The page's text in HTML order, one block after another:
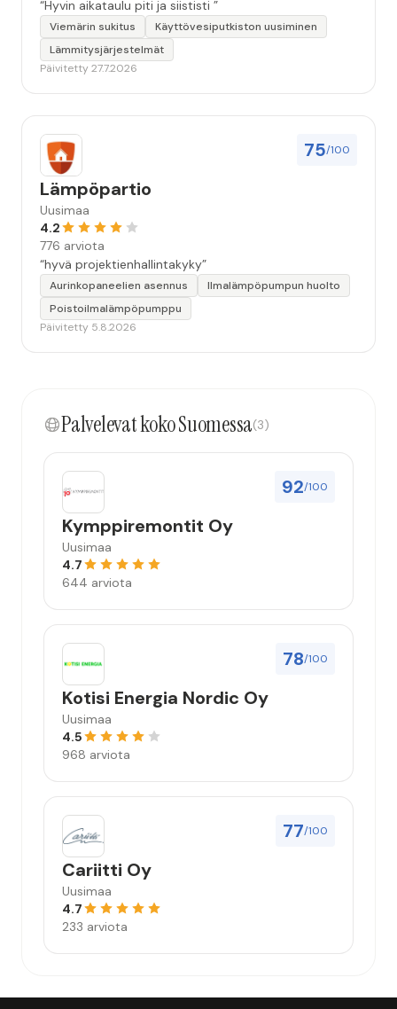
“Hyvin aikataulu piti ja siististi ”
Viemärin sukitus
Käyttövesiputkiston uusiminen
Lämmitysjärjestelmät
Päivitetty 27.7.2026
75/100
Lämpöpartio
Uusimaa
4.2
776 arviota
“hyvä projektienhallintakyky”
Aurinkopaneelien asennus
Ilmalämpöpumpun huolto
Poistoilmalämpöpumppu
Päivitetty 5.8.2026
Palvelevat koko Suomessa(3)
92/100
Kymppiremontit Oy
Uusimaa
4.7
644 arviota
78/100
Kotisi Energia Nordic Oy
Uusimaa
4.5
968 arviota
77/100
Cariitti Oy
Uusimaa
4.7
233 arviota